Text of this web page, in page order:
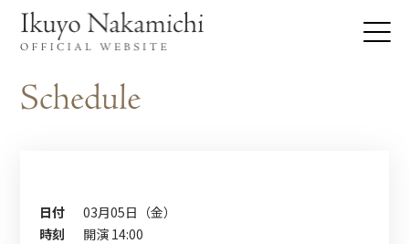
日付
03月05日（金）
時刻
開演 14:00